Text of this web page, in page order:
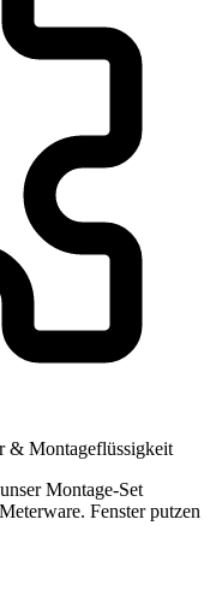
& Montageflüssigkeit
Montage-Set
Fenster putzen